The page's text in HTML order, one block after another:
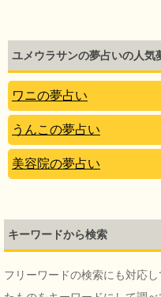
ユメウラサンの夢占いの人気
ワニの夢占い
うんこの夢占い
美容院の夢占い
キーワードから検索
フリーワードの検索にも対応